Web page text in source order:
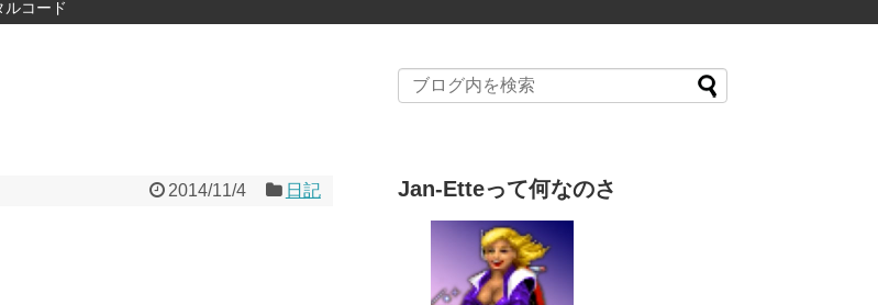
ルコード
2014/11/4 日記 Jan-Etteって何なのさ